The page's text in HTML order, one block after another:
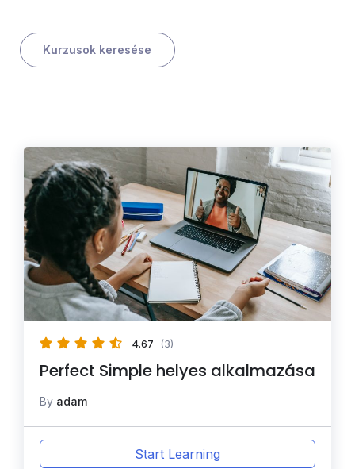
Kurzusok keresése
4.67 (3)
Perfect Simple helyes alkalmazása
By adam
Start Learning